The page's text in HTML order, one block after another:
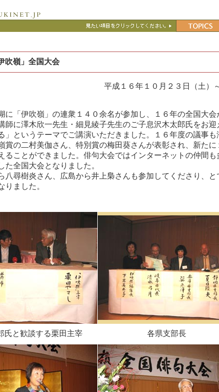
吹嶺」全国大会
平成１６年１０月２３日（土）
に「伊吹嶺」の連衆１４０余名が参加し、１６年の全国大会
師に澤木欣一先生・細見綾子先生のご子息沢木太郎氏をお迎
」というテーマでご講演いただきました。１６年度の議事も
賞の二村美伽さん、特別賞の梅田葵さんが表彰され、新たに
ることができました。俳句大会ではインターネットの仲間も
た全国大会となりました。
尋樹炎さん、広島から井上梟さんも参加してくださり、と
りました。
氏と歓談する栗田主宰 各県支部長